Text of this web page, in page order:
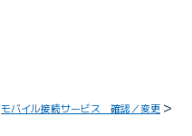
モバイル接続サービス 確認／変更